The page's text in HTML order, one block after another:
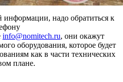
информации, надо обратиться к
info@nomitech.ru, они окажут
оборудования, которое будет
как в части технических
плане.